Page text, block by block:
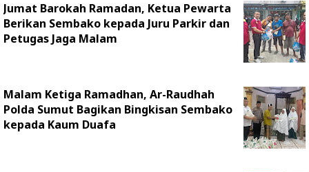
Jumat Barokah Ramadan, Ketua Pewarta
Berikan Sembako kepada Juru Parkir dan
Petugas Jaga Malam
Malam Ketiga Ramadhan, Ar-Raudhah
Polda Sumut Bagikan Bingkisan Sembako
kepada Kaum Duafa